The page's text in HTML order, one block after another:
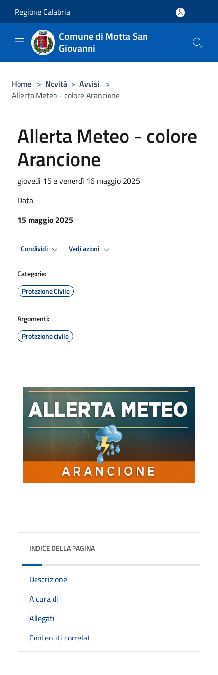
Regione Calabria
Comune di Motta San
Giovanni
Home > Novità > Avvisi >
Allerta Meteo - colore Arancione
Allerta Meteo - colore
Arancione
giovedì 15 e venerdì 16 maggio 2025
Data :
15 maggio 2025
Condividi Vedi azioni
Categorie:
Protezione Civile
Argomenti:
Protezione civile
INDICE DELLA PAGINA
Descrizione
A cura di
Allegati
Contenuti correlati